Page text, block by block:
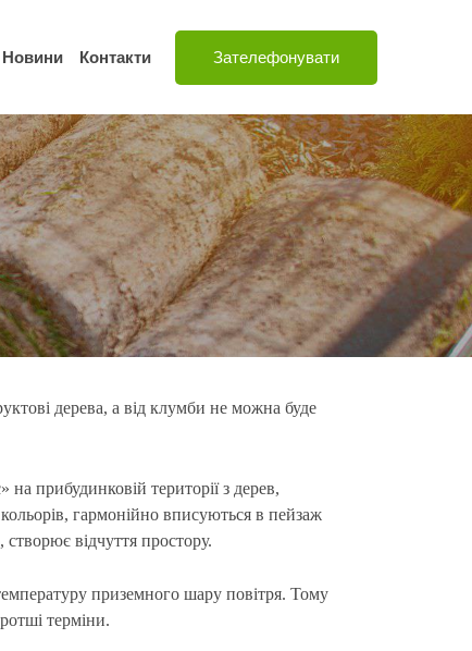
Новини Контакти Зателефонувати
дерева, а від клумби не можна буде
прибудинковій території з дерев,
гармонійно вписуються в пейзаж
відчуття простору.
приземного шару повітря. Тому
терміни.